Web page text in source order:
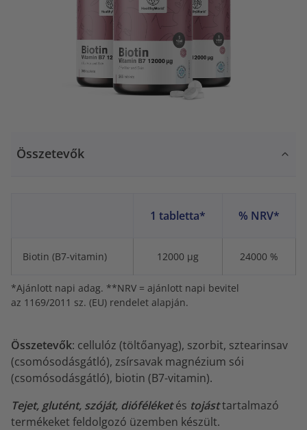
Összetevők
1 tabletta* % NRV*
Biotin (B7-vitamin) 12000 µg 24000 %
*Ajánlott napi adag. **NRV = ajánlott napi bevitel
az 1169/2011 sz. (EU) rendelet alapján.
Összetevők: cellulóz (töltőanyag), szorbit, sztearinsav
(csomósodásgátló), zsírsavak magnézium sói
(csomósodásgátló), biotin (B7-vitamin).
Tejet, glutént, szóját, dióféléketés tojásttartalmazó
termékeket feldolgozó üzemben készült.